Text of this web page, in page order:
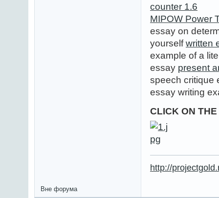
counter 1.6
MIPOW Power
essay on
yourselfwritten
example of a
essay present
speech critique
essay writing
CLICK ON
http://
Вне форума